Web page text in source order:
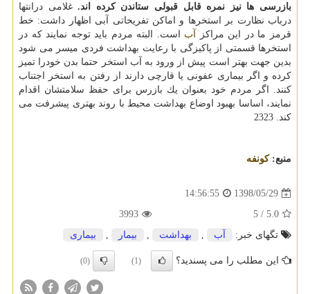
بازرسی ها نیز نمره قابل قبولی ستاندن كرده اند.غلامی درانتها
درباب نظارت بر استخرها و اماكن تفریحاتی آبی اظهار داشت: خط
قرمز ما در این مراكز آب است. البته مردم باید توجه نمایند كه در
استخرها قسمتی از پاكیزگی با رعایت بهداشت فردی میسر می شود
بدین جهت بهتر است پیش از ورود به آب استخر حتما بدن خودرا تمیز
كرده و اگر بیماری عفونی یا قارچی دارند از رفتن به استخر اجتناب
كنند. اگر مردم خود بعنوان یك بازرس برای حفظ سلامتشان اقدام
نمایند، اساسا بهبود اوضاع بهداشت محیط با روند بهتری پیشرفت می
كند. 2323
منبع:كونفه
1398/05/29
14:56:55
5.0
/ 5
3993
تگهای خبر:
آب , بهداشت , بیمار , بیماری
این مطلب را می پسندید؟ (1)
(0)